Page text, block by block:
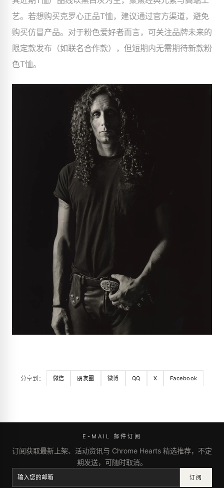
艺。若想购买克罗心正品T恤，建议通过官方渠道，避免
购买仿冒产品。对于粉色爱好者而言，可关注品牌未来的
限定款发布（如联名合作款），但短期内无需期待新款粉
色T恤。
分享到： 微信 朋友圈 微博 QQ X Facebook
E-MAIL 邮件订阅
订阅获取最新上架、活动资讯与 Chrome Hearts 精选推荐，不定
期发送，可随时取消。
订阅